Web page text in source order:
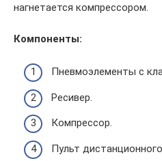
нагнетается компрессором.
Компоненты:
Пневмоэлементы с
Ресивер.
Компрессор.
Пульт дистанционного